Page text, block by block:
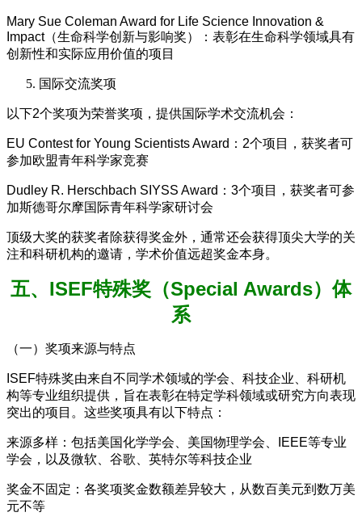
Mary Sue Coleman Award for Life Science Innovation &
Impact（生命科学创新与影响奖）：表彰在生命科学领域具有
创新性和实际应用价值的项目
国际交流奖项
以下2个奖项为荣誉奖项，提供国际学术交流机会：
EU Contest for Young Scientists Award：2个项目，获奖者可
参加欧盟青年科学家竞赛
Dudley R. Herschbach SIYSS Award：3个项目，获奖者可参
加斯德哥尔摩国际青年科学家研讨会
顶级大奖的获奖者除获得奖金外，通常还会获得顶尖大学的关
注和科研机构的邀请，学术价值远超奖金本身。
五、ISEF特殊奖（Special Awards）体
系
（一）奖项来源与特点
ISEF特殊奖由来自不同学术领域的学会、科技企业、科研机
构等专业组织提供，旨在表彰在特定学科领域或研究方向表现
突出的项目。这些奖项具有以下特点：
来源多样：包括美国化学学会、美国物理学会、IEEE等专业
学会，以及微软、谷歌、英特尔等科技企业
奖金不固定：各奖项奖金数额差异较大，从数百美元到数万美
元不等